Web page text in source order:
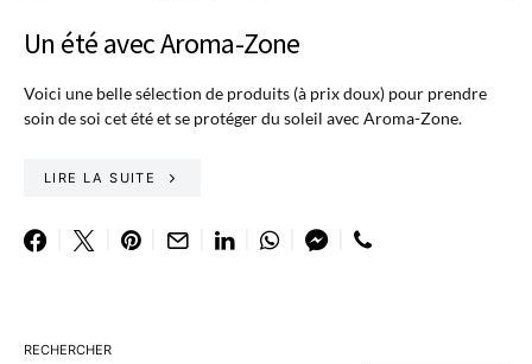
Un été avec Aroma-Zone
Voici une belle sélection de produits (à prix doux) pour prendre
soin de soi cet été et se protéger du soleil avec Aroma-Zone.
LIRE LA SUITE
RECHERCHER